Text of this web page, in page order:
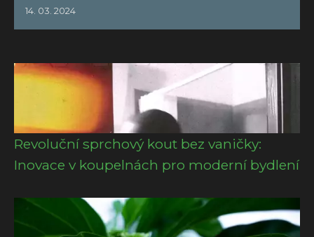
14. 03. 2024
Revoluční sprchový kout bez vaničky:
Inovace v koupelnách pro moderní bydlení